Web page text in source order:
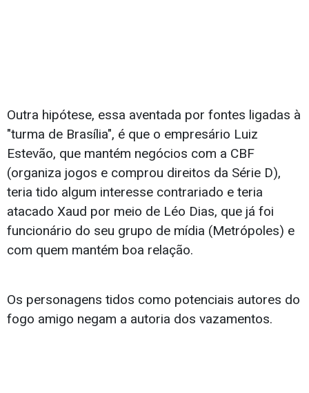
Outra hipótese, essa aventada por fontes ligadas à
"turma de Brasília", é que o empresário Luiz
Estevão, que mantém negócios com a CBF
(organiza jogos e comprou direitos da Série D),
teria tido algum interesse contrariado e teria
atacado Xaud por meio de Léo Dias, que já foi
funcionário do seu grupo de mídia (Metrópoles) e
com quem mantém boa relação.
Os personagens tidos como potenciais autores do
fogo amigo negam a autoria dos vazamentos.